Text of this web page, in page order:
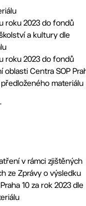
roku 2023 do fondů
a kultury dle
roku 2023 do fondů
oblasti Centra SOP
předloženého materiálu
v rámci zjištěných
ze Zprávy o výsledku
10 za rok 2023 dle